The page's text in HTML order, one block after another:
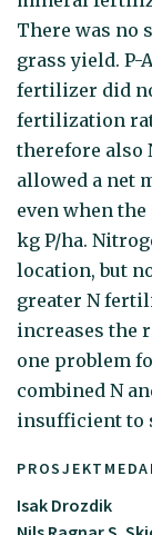
Isak Drozdik
There was no
grass yield. P-
fertilizer did
fertilization
therefore also
allowed a net
even when
kg P/ha.
location, but
greater N
increases the
one problem
combined N
insufficient to